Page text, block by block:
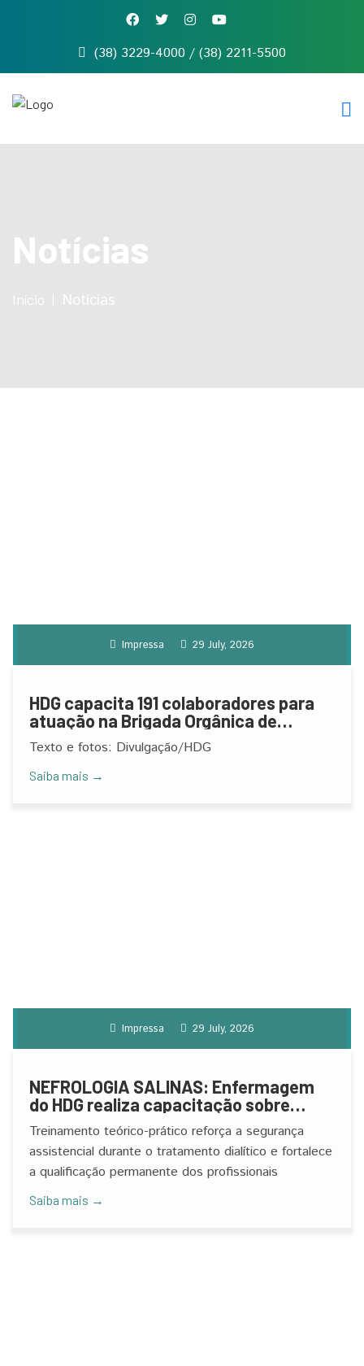
(38) 3229-4000 / (38) 2211-5500
somos
Notícias
Início Notícias
Impressa 29 July, 2026
HDG capacita 191 colaboradores para
atuação na Brigada Orgânica de
Incêndio
Texto e fotos: Divulgação/HDG
Saiba mais →
Impressa 29 July, 2026
NEFROLOGIA SALINAS: Enfermagem
do HDG realiza capacitação sobre
atendimento ao paciente grave
Treinamento teórico-prático reforça a segurança
assistencial durante o tratamento dialítico e fortalece
a qualificação permanente dos profissionais
Saiba mais →